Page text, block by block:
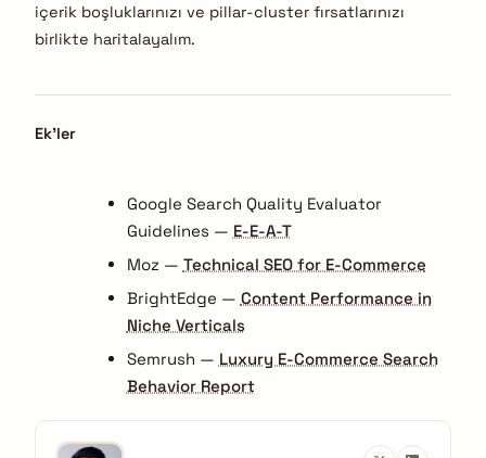
içerik boşluklarınızı ve pillar-cluster fırsatlarınızı
birlikte haritalayalım.
Ek’ler
Google Search Quality Evaluator
Guidelines — E-E-A-T
Moz — Technical SEO for E-Commerce
BrightEdge — Content Performance in
Niche Verticals
Semrush — Luxury E-Commerce Search
Behavior Report